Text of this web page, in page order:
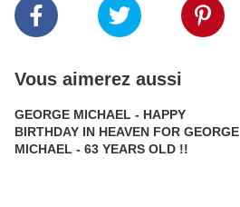
Vous aimerez aussi
GEORGE MICHAEL - HAPPY
BIRTHDAY IN HEAVEN FOR GEORGE
MICHAEL - 63 YEARS OLD !!